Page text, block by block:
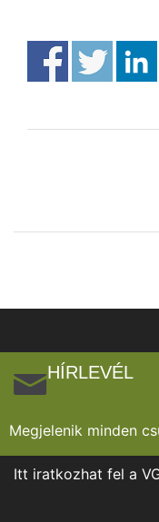
HÍRLEVÉL
Megjelenik minden
Itt iratkozhat fel a